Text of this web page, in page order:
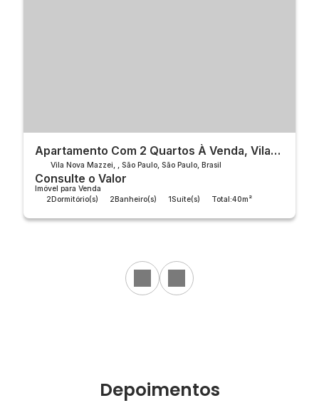
Apartamento Com 2 Quartos À Venda, Vila
Nova Mazzei - São Paulo
Vila Nova Mazzei São Paulo São Paulo Brasil
2Dormitório(s) 2Banheiro(s) 1Suíte(s) Total:40m²
Consulte o Valor
Imóvel para Venda
Depoimentos